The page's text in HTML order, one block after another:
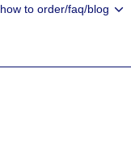
how to order/faq/blog